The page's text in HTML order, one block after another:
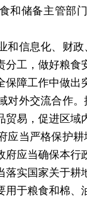
储备主管部门
信息化、财政
分工，做好粮食
障工作中做出
对外交流合作
贸易，促进区域
应当严格保护耕
府应当确保本
实国家关于耕
于粮食和棉、